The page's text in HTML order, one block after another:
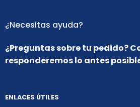
ENLACES ÚTILES
¿Necesitas ayuda?
¿Preguntas sobre tu pedido?
responderemos lo antes